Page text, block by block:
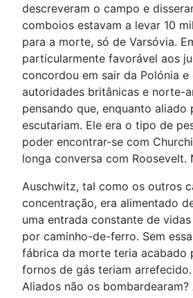
descreveram o campo e
comboios estavam a levar 10
para a morte, só de Varsóvia.
particularmente favorável aos
concordou em sair da Polónia e
autoridades britânicas e norte-
pensando que, enquanto aliado
escutariam. Ele era o tipo de
poder encontrar-se com
longa conversa com Roosevelt.
Auschwitz, tal como os outros
concentração, era alimentado
uma entrada constante de
por caminho-de-ferro. Sem
fábrica da morte teria acabado
fornos de gás teriam
Aliados não os bombardearam?